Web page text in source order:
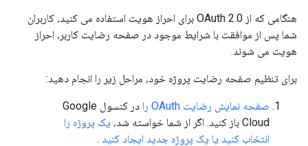
هنگامی که از OAuth 2.0 برای احراز هویت استفاده می کنید، کاربران
شما پس از موافقت با شرایط موجود در صفحه رضایت کاربر، احراز
هویت می شوند.
برای تنظیم صفحه رضایت پروژه خود، مراحل زیر را انجام دهید:
صفحه نمایش رضایت OAuth را
در کنسول Google
Cloud باز کنید. اگر از شما خواسته شد،
یک پروژه را
انتخاب کنید یا یک پروژه جدید ایجاد کنید .